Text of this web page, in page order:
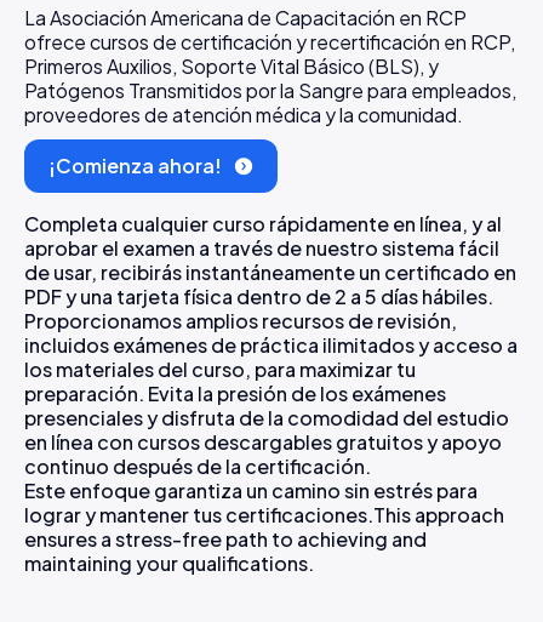
La Asociación Americana de Capacitación en RCP
ofrece cursos de certificación y recertificación en RCP,
Primeros Auxilios, Soporte Vital Básico (BLS), y
Patógenos Transmitidos por la Sangre para empleados,
proveedores de atención médica y la comunidad.
¡Comienza ahora!
Completa cualquier curso rápidamente en línea, y al
aprobar el examen a través de nuestro sistema fácil
de usar, recibirás instantáneamente un certificado en
PDF y una tarjeta física dentro de 2 a 5 días hábiles.
Proporcionamos amplios recursos de revisión,
incluidos exámenes de práctica ilimitados y acceso a
los materiales del curso, para maximizar tu
preparación. Evita la presión de los exámenes
presenciales y disfruta de la comodidad del estudio
en línea con cursos descargables gratuitos y apoyo
continuo después de la certificación.
Este enfoque garantiza un camino sin estrés para
lograr y mantener tus certificaciones.This approach
ensures a stress-free path to achieving and
maintaining your qualifications.